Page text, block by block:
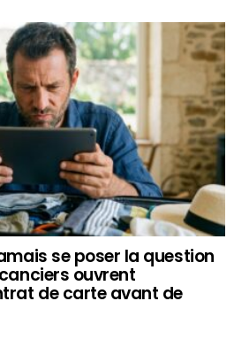
se poser la question
ouvrent
de carte avant de